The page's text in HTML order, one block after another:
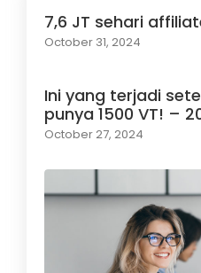
7,6 JT sehari
October 31, 2024
Ini yang terjadi
punya 1500 VT! –
October 27, 2024